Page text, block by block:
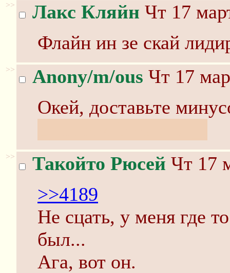
>> Лакс Кляйн Чт 17
Флайн ин зе скай
>> Anony/m/ous Чт 17
Окей, доставьте
>> Такойто Рюсей Чт 17
>>4189
Не сцать, у меня где
был...
Ага, вот он.